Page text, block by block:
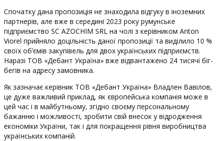
Спочатку дана пропозиція не знаходила відгуку в іноземних
партнерів, але вже в середині 2023 року румунське
підприємство SC AZOCHIM SRL на чолі з керівником Anton
Viorel прийняло доцільність даної пропозиції та виділило 10 %
своїх об’ємів закупівель для двох українських підприємств.
Наразі ТОВ «Дебант Україна» вже відвантажено 24 тисячі біг-
бегів на адресу замовника.
Як зазначає керівник ТОВ «Дебант Україна» Владлен Вавілов,
це дуже важливий приклад, як європейська компанія може в
цей час і в майбутньому, згідно своєму персональному
бажанню і можливості, зробити свій внесок у відродження
економіки України, так і для покращення рівня виробництва
українських компаній.